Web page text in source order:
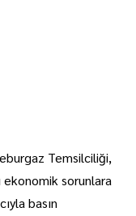
Temsilciliği,
ekonomik sorunlara
basın